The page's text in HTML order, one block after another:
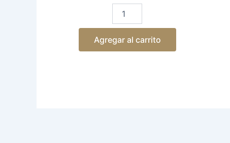
Agregar al carrito